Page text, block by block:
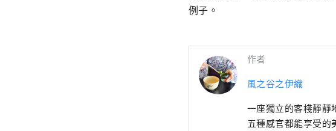
例子。
作者
風之谷之伊織
一座獨立的客棧靜靜
五種感官都能享受的